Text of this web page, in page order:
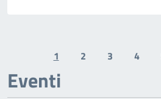
Previous page
1 2 3 4
Eventi